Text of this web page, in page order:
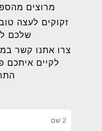
מרוצים
זקוקים לעצה
שלכם
צרו אתנו קשר
לקיים איתכם